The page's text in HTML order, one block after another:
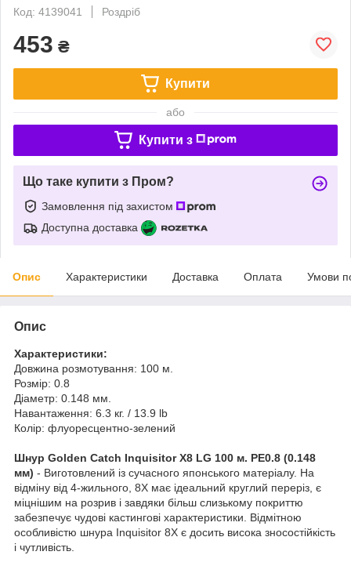
Код: 4139041
Роздріб
453 ₴
Купити
або
Купити з
Що таке купити з Пром?
Замовлення під захистом
Доступна доставка
Опис Характеристики Доставка Оплата Умови
Опис
Характеристики:
Довжина розмотування: 100 м.
Розмір: 0.8
Діаметр: 0.148 мм.
Навантаження: 6.3 кг. / 13.9 lb
Колір: флуоресцентно-зелений
Шнур Golden Catch Inquisitor X8 LG 100 м. PE0.8 (0.148
мм) - Виготовлений із сучасного японського матеріалу. На
відміну від 4-жильного, 8Х має ідеальний круглий переріз, є
міцнішим на розрив і завдяки більш слизькому покриттю
забезпечує чудові кастингові характеристики. Відмітною
особливістю шнура Inquisitor 8X є досить висока зносостійкість
і чутливість.